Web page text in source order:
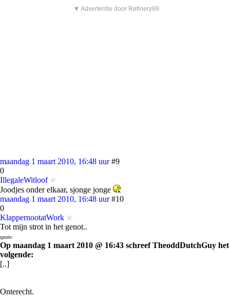
▼ Advertentie door Refinery89
maandag 1 maart 2010, 16:48 uur #9
0
IllegaleWitloof
Joodjes onder elkaar, sjonge jonge
maandag 1 maart 2010, 16:48 uur #10
0
KlappernootatWork
Tot mijn strot in het genot..
quote:
Op maandag 1 maart 2010 @ 16:43 schreef TheoddDutchGuy het
volgende:
[..]
Onterecht.